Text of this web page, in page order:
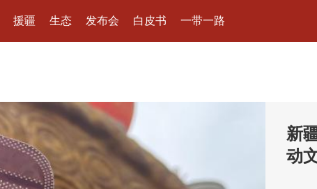
援疆 生态 发布会 白皮书 一带一路
从
看“
新
动